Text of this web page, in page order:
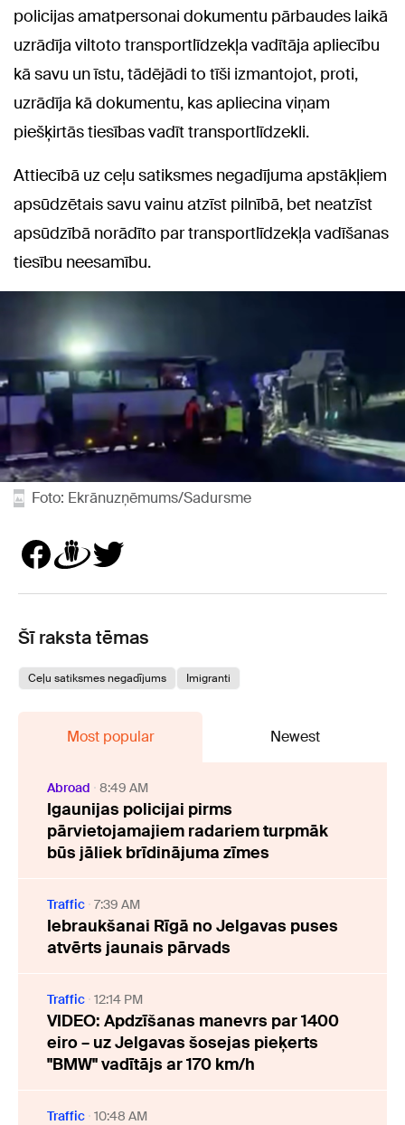
policijas amatpersonai dokumentu pārbaudes laikā
uzrādīja viltoto transportlīdzekļa vadītāja apliecību
kā savu un īstu, tādējādi to tīši izmantojot, proti,
uzrādīja kā dokumentu, kas apliecina viņam
piešķirtās tiesības vadīt transportlīdzekli.
Attiecībā uz ceļu satiksmes negadījuma apstākļiem
apsūdzētais savu vainu atzīst pilnībā, bet neatzīst
apsūdzībā norādīto par transportlīdzekļa vadīšanas
tiesību neesamību.
Foto: Ekrānuzņēmums/Sadursme
Šī raksta tēmas
Ceļu satiksmes negadījums Imigranti
Most popular Newest
Abroad 8:49 AM
Igaunijas policijai pirms
pārvietojamajiem radariem turpmāk
būs jāliek brīdinājuma zīmes
Traffic 7:39 AM
Iebraukšanai Rīgā no Jelgavas puses
atvērts jaunais pārvads
Traffic 12:14 PM
VIDEO: Apdzīšanas manevrs par 1400
eiro – uz Jelgavas šosejas pieķerts
"BMW" vadītājs ar 170 km/h
Traffic 10:48 AM